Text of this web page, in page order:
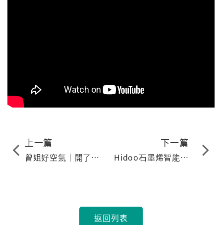
上一篇
曾姐好空氣｜開了空
下一篇
Hidoo石墨烯智能防
返回列表